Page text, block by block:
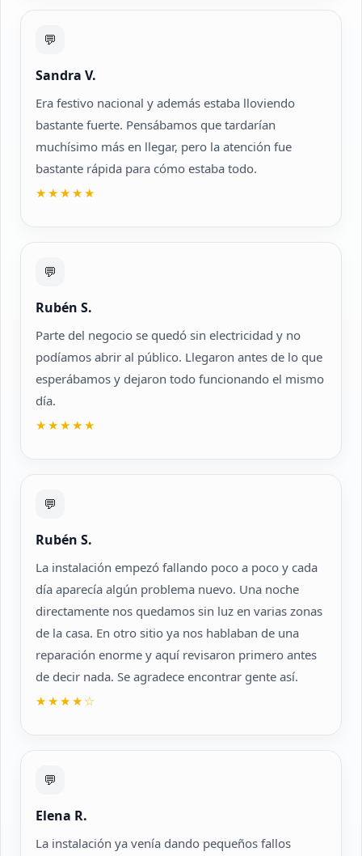
💬
Sandra V.
Era festivo nacional y además estaba lloviendo
bastante fuerte. Pensábamos que tardarían
muchísimo más en llegar, pero la atención fue
bastante rápida para cómo estaba todo.
★★★★★
💬
Rubén S.
Parte del negocio se quedó sin electricidad y no
podíamos abrir al público. Llegaron antes de lo que
esperábamos y dejaron todo funcionando el mismo
día.
★★★★★
💬
Rubén S.
La instalación empezó fallando poco a poco y cada
día aparecía algún problema nuevo. Una noche
directamente nos quedamos sin luz en varias zonas
de la casa. En otro sitio ya nos hablaban de una
reparación enorme y aquí revisaron primero antes
de decir nada. Se agradece encontrar gente así.
★★★★☆
💬
Elena R.
La instalación ya venía dando pequeños fallos